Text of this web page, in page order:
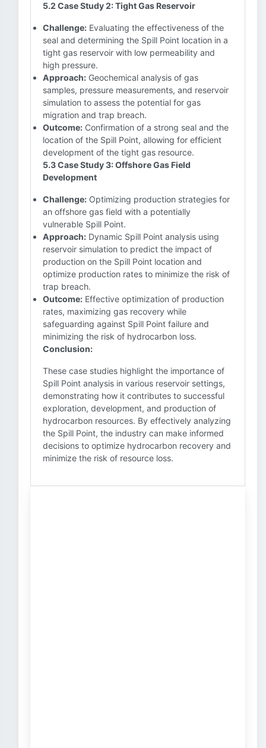
5.2 Case Study 2: Tight Gas Reservoir
Challenge: Evaluating the effectiveness of the
seal and determining the Spill Point location in a
tight gas reservoir with low permeability and
high pressure.
Approach: Geochemical analysis of gas
samples, pressure measurements, and reservoir
simulation to assess the potential for gas
migration and trap breach.
Outcome: Confirmation of a strong seal and the
location of the Spill Point, allowing for efficient
development of the tight gas resource.
5.3 Case Study 3: Offshore Gas Field
Development
Challenge: Optimizing production strategies for
an offshore gas field with a potentially
vulnerable Spill Point.
Approach: Dynamic Spill Point analysis using
reservoir simulation to predict the impact of
production on the Spill Point location and
optimize production rates to minimize the risk of
trap breach.
Outcome: Effective optimization of production
rates, maximizing gas recovery while
safeguarding against Spill Point failure and
minimizing the risk of hydrocarbon loss.
Conclusion:
These case studies highlight the importance of
Spill Point analysis in various reservoir settings,
demonstrating how it contributes to successful
exploration, development, and production of
hydrocarbon resources. By effectively analyzing
the Spill Point, the industry can make informed
decisions to optimize hydrocarbon recovery and
minimize the risk of resource loss.